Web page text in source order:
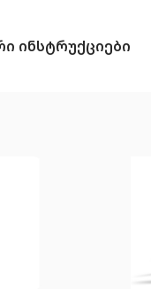
ინსტრუქციები